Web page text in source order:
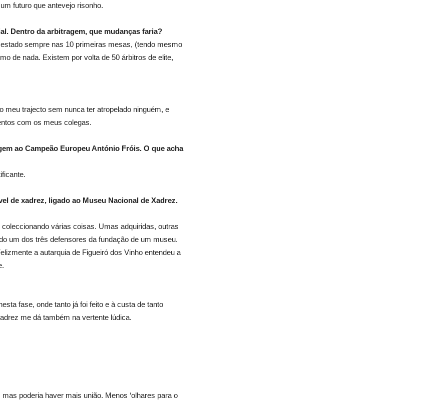
futuro que antevejo risonho.
Dentro da arbitragem, que mudanças faria?
sempre nas 10 primeiras mesas, (tendo mesmo
de nada. Existem por volta de 50 árbitros de elite,
meu trajecto sem nunca ter atropelado ninguém, e
com os meus colegas.
ao Campeão Europeu António Fróis. O que acha
de xadrez, ligado ao Museu Nacional de Xadrez.
várias coisas. Umas adquiridas, outras
um dos três defensores da fundação de um museu.
a autarquia de Figueiró dos Vinho entendeu a
fase, onde tanto já foi feito e à custa de tanto
me dá também na vertente lúdica.
poderia haver mais união. Menos ‘olhares para o